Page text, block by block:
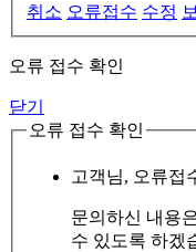
취소 오류접수 수정
오류 접수 확인
닫기
오류 접수 확인
고객님, 오류접
문의하신 내용
수 있도록 하겠